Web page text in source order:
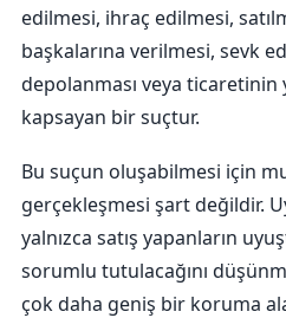
edilmesi, ihraç edilmesi,
başkalarına verilmesi, sevk
depolanması veya ticaretinin
kapsayan bir suçtur.
Bu suçun oluşabilmesi için
gerçekleşmesi şart değildir.
yalnızca satış yapanların
sorumlu tutulacağını
çok daha geniş bir koruma